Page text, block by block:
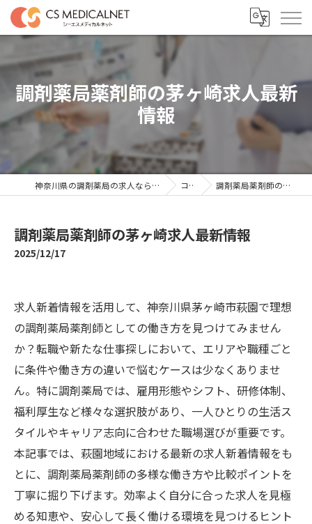
調剤薬局薬剤師の茅ヶ崎求人最新
情報
神奈川県の調剤薬局の求人ならシーエスメディカルネット コラム 調剤薬局薬剤師の茅ヶ崎求人最新情報
調剤薬局薬剤師の茅ヶ崎求人最新情報
2025/12/17
求人新着情報を活用して、神奈川県茅ヶ崎市萩園で理想
の調剤薬局薬剤師としての働き方を見つけてみません
か？転職や新たな仕事探しにおいて、エリアや職種ごと
に条件や働き方の違いで悩むケースは少なくありませ
ん。特に調剤薬局では、雇用形態やシフト、研修体制、
福利厚生など様々な選択肢があり、一人ひとりの生活ス
タイルやキャリア志向に合わせた職場選びが重要です。
本記事では、萩園地域における最新の求人新着情報をも
とに、調剤薬局薬剤師の多様な働き方や比較ポイントを
丁寧に掘り下げます。効率よく自分に合った求人を見極
める知恵や、安心して長く働ける環境を見つけるヒント